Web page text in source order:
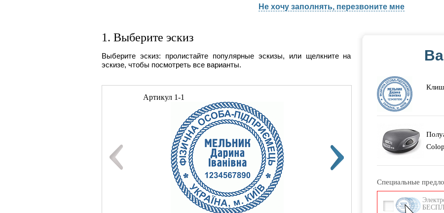
Не хочу заполнять, перезвоните мне
1. Выберите эскиз
Выберите эскиз: пролистайте популярные эскизы, или щелкните на
эскизе, чтобы посмотреть все варианты.
Артикул 1-1 Артикул1-2
Специальные